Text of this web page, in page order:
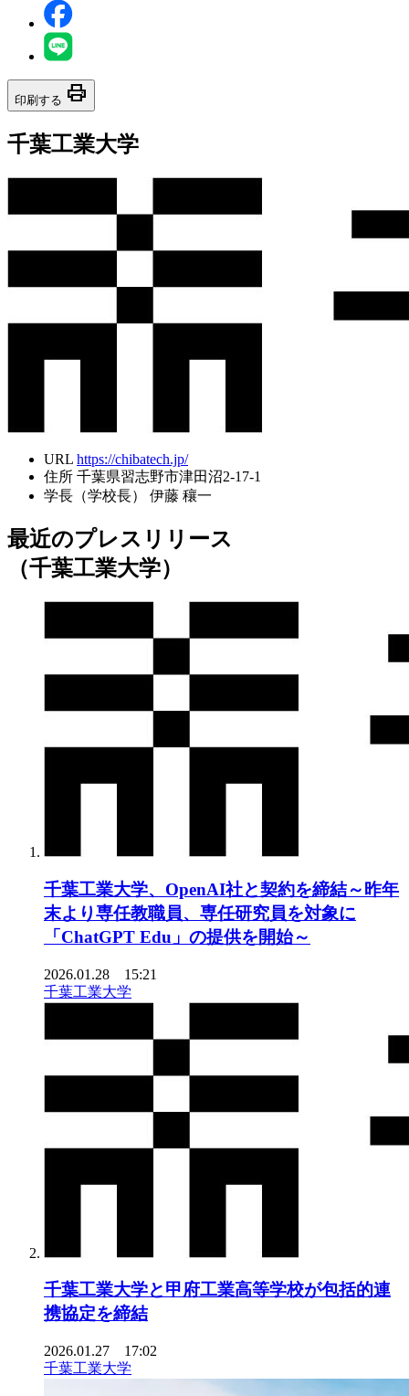
印刷する print
千葉工業大学
URL https://chibatech.jp/
住所 千葉県習志野市津田沼2-17-1
学長（学校長）
伊藤 穰一
最近のプレスリリース
（千葉工業大学）
千葉工業大学、OpenAI社と契約を締結～昨年
末より専任教職員、専任研究員を対象に
「ChatGPT Edu」の提供を開始～
2026.01.28 15:21
千葉工業大学
千葉工業大学と甲府工業高等学校が包括的連
携協定を締結
2026.01.27 17:02
千葉工業大学